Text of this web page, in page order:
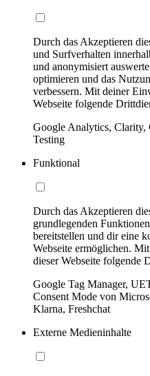
Durch das Akzeptieren
und Surfverhalten
und anonymisiert
optimieren und das
verbessern. Mit deiner
Webseite folgende
Google Analytics, Clarity,
Testing
Funktional
Durch das Akzeptieren
grundlegenden
bereitstellen und dir eine
Webseite ermöglichen.
dieser Webseite folgende
Google Tag Manager,
Consent Mode von
Klarna, Freshchat
Externe Medieninhalte